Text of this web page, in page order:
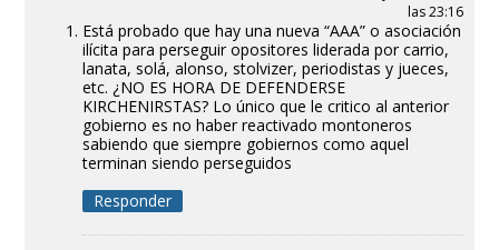
las 23:16
Está probado que hay una nueva “AAA” o asociación
ilícita para perseguir opositores liderada por carrio,
lanata, solá, alonso, stolvizer, periodistas y jueces,
etc. ¿NO ES HORA DE DEFENDERSE
KIRCHENIRSTAS? Lo único que le critico al anterior
gobierno es no haber reactivado montoneros
sabiendo que siempre gobiernos como aquel
terminan siendo perseguidos
Responder